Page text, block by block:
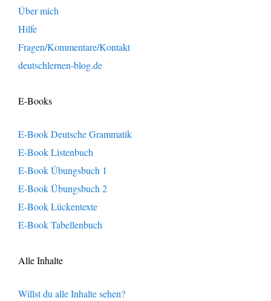
Über mich
Hilfe
Fragen/Kommentare/Kontakt
deutschlernen-blog.de
E-Books
E-Book Deutsche Grammatik
E-Book Listenbuch
E-Book Übungsbuch 1
E-Book Übungsbuch 2
E-Book Lückentexte
E-Book Tabellenbuch
Alle Inhalte
Willst du alle Inhalte sehen?